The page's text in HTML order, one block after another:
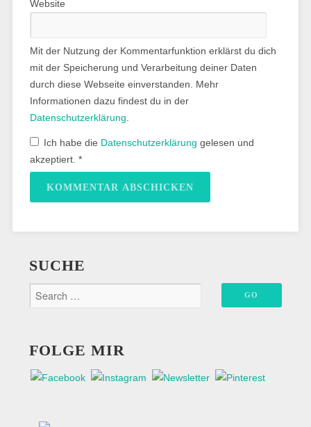
Website
Mit der Nutzung der Kommentarfunktion erklärst du dich
mit der Speicherung und Verarbeitung deiner Daten
durch diese Webseite einverstanden. Mehr
Informationen dazu findest du in der
Datenschutzerklärung
Ich habe die Datenschutzerklärung gelesen und
akzeptiert. *
SUCHE
FOLGE MIR